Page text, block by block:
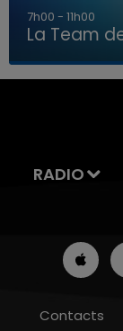
LA
7h00 - 11h00
La Team
RADIO
Contacts